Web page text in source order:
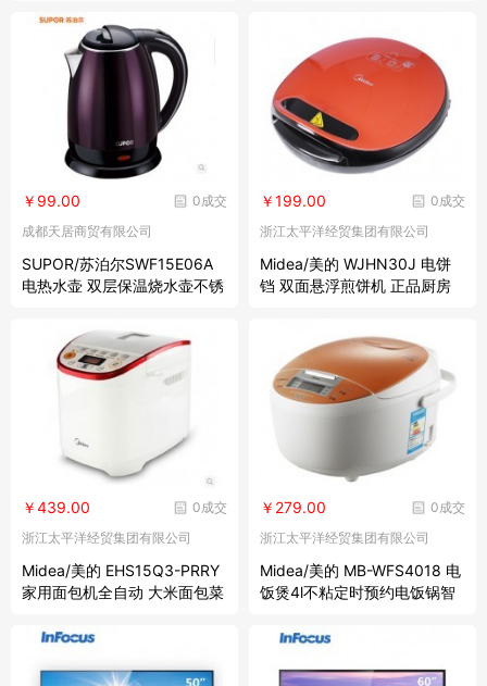
0成交
￥99.00
成都天居商贸有限公司
SUPOR/苏泊尔SWF15E06A
电热水壶 双层保温烧水壶不锈
0成交
￥199.00
浙江太平洋经贸集团有限公司
Midea/美的 WJHN30J 电饼
铛 双面悬浮煎饼机 正品厨房
0成交
￥439.00
浙江太平洋经贸集团有限公司
Midea/美的 EHS15Q3-PRRY
家用面包机全自动 大米面包菜
0成交
￥279.00
浙江太平洋经贸集团有限公司
Midea/美的 MB-WFS4018 电
饭煲4l不粘定时预约电饭锅智